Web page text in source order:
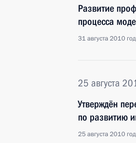
Развитие
процесса
31 августа 2010
25 августа
Утверждён
по развитию
25 августа 2010